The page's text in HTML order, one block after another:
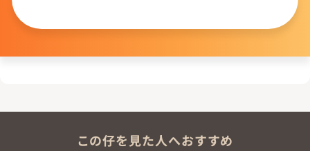
この仔を見た人へおすすめ